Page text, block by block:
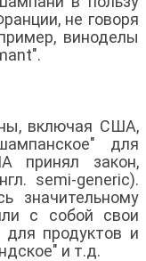
не говоря
виноделы
включая США,
для
принял закон,
semi-generic).
значительному
с собой свои
продуктов и
и т.д.